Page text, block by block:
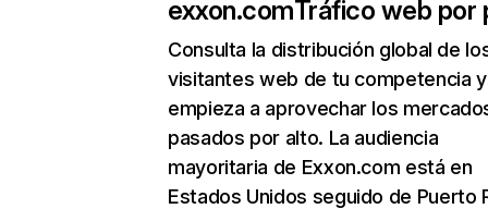
exxon.comTráfico web por
Consulta la distribución global de
visitantes web de tu competencia y
empieza a aprovechar los
pasados por alto. La audiencia
mayoritaria de Exxon.com está en
Estados Unidos seguido de Puerto